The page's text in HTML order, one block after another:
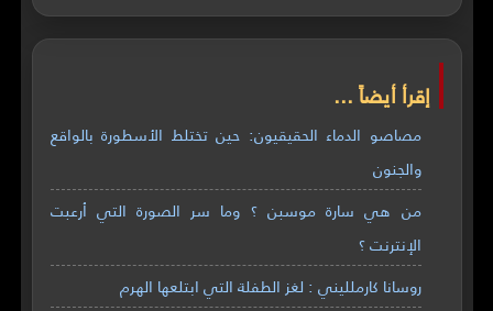
إقرأ أيضاً ...
مصاصو الدماء الحقيقيون: حين تختلط الأسطورة بالواقع
والجنون
من هي سارة موسبن ؟ وما سر الصورة التي أرعبت
الإنترنت ؟
روسانا كارملليني : لغز الطفلة التي ابتلعها الهرم